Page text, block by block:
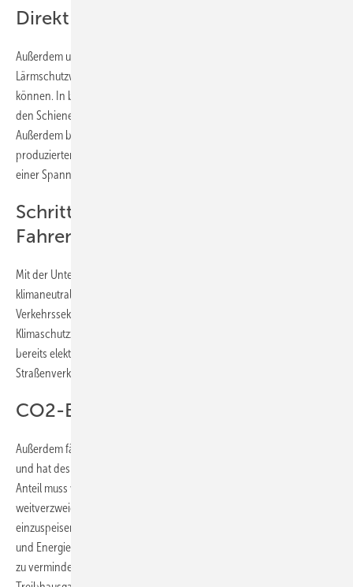
Direkt in die Oberleitung einspeisen
Außerdem untersuchen die Prüfer das Solarpotenzial von
Lärmschutzwänden, die ebenfalls mit Modulen ausgestattet werden
können. In beiden Fällen entsteht im Vergleich zu Solarparks neben
den Schienen ein höherer Aufwand bei der technischen Umsetzung.
Außerdem bestehen besondere technische Anforderungen, um den
produzierten Strom direkt in das einphasige Oberleitungsnetz mit
einer Spannung von 15 Kilovolt einzuspeisen.
Schritt hin zum klimaneutralen
Fahren
Mit der Untersuchung will die Bahn einen weiteren Schritt hin zum
klimaneutralen Betrieb unternehmen. Schließlich muss auch der
Verkehrssektor einen großen Beitrag leisten, damit Deutschland seine
Klimaschutzziele erreicht. Da die Schienenwege zu einem großen Teil
bereits elektrifiziert sind, ist es für die Bahn einfacher als etwa für den
Straßenverkehr.
CO2-Bilanz verbessern
Außerdem fährt die Bahn bereits zu einem großen Teil mit Ökostrom
und hat deshalb schon jetzt eine günstige CO2-Bilanz. Doch dieser
Anteil muss weiter steigen. „Wenn es gelingt, entlang des
weitverzweigten Bahnstromnetzes Energie zu gewinnen und direkt
einzuspeisen, dadurch vorhandene Infrastruktur besser zu nutzen
und Energieverluste durch mehrmalige Umwandlung und Transport
zu vermindern, könnte der Verkehrsträger Schiene seine